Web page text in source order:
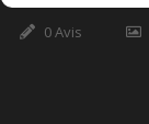
0 Avis